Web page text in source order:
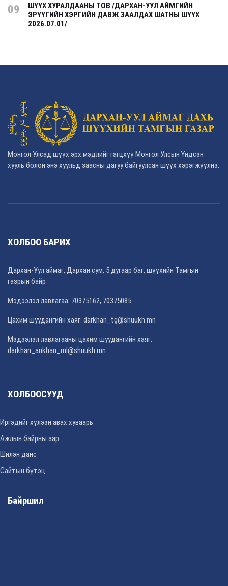
09
ШҮҮХ ХУРАЛДААНЫ ТОВ /ДАРХАН-УУЛ АЙМГИЙН
ЭРҮҮГИЙН ХЭРГИЙН ДАВЖ ЗААЛДАХ ШАТНЫ ШҮҮХ
2026.07.01/
Монгол Улсад шүүх эрх мэдлийг гагцхүү Монгол Улсын Үндсэн
хууль болон энэ хуульд заасны дагуу байгуулсан шүүх хэрэгжүүлнэ.
ХОЛБОО БАРИХ
Дархан-Уул аймаг, Дархан сум, 5 дугаар баг, шүүхийн Тамгын
газрын байр
Мэдээлэл лавлагаа: 70375162, 70375085
Цахим шуудангийн хаяг: darkhan_tg@shuukh.mn
Мэдээлэл лавлагааны цахим шуудангийн хаяг:
darkhan_ankhan_ml@shuukh.mn
ХОЛБООСУУД
Иргэдийг хүлээн авах хуваарь
Ажлын байрны зар
Шилэн данс
Сайтын бүтэц
Байршил